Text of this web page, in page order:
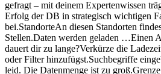
gefragt – mit deinem Expertenwissen
Erfolg der DB in strategisch wichtigen
bei.StandorteAn diesen Standorten
Stellen.Daten werden geladen …Einen
dauert dir zu lange?Verkürze die
oder Filter hinzufügst.Suchbegriffe
leid. Die Datenmenge ist zu